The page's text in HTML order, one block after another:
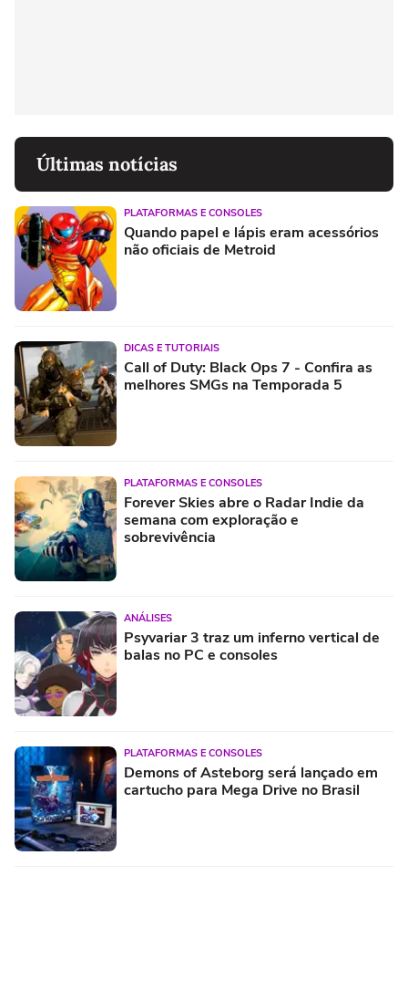
Últimas notícias
PLATAFORMAS E CONSOLES
Quando papel e lápis eram acessórios
não oficiais de Metroid
DICAS E TUTORIAIS
Call of Duty: Black Ops 7 - Confira as
melhores SMGs na Temporada 5
PLATAFORMAS E CONSOLES
Forever Skies abre o Radar Indie da
semana com exploração e
sobrevivência
ANÁLISES
Psyvariar 3 traz um inferno vertical de
balas no PC e consoles
PLATAFORMAS E CONSOLES
Demons of Asteborg será lançado em
cartucho para Mega Drive no Brasil